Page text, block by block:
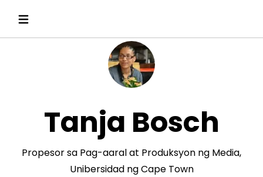
Tanja Bosch
Propesor sa Pag-aaral at Produksyon ng Media,
Unibersidad ng Cape Town